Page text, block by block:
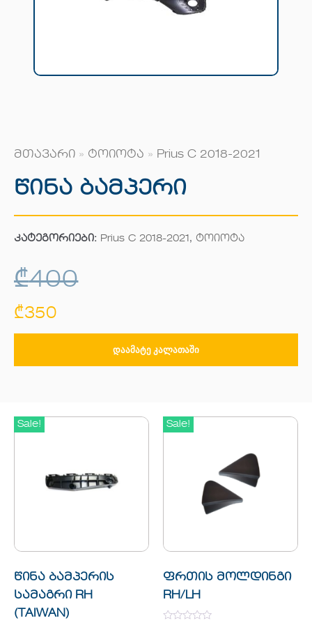
მთავარი » ტოიოტა » Prius C 2018-2021
Წინა Ბამპერი
კატეგორიები: Prius C 2018-2021 , ტოიოტა
₾400
₾350
ᲓᲐᲐᲛᲐᲢᲔ ᲙᲐᲚᲐᲗᲐᲨᲘ
Sale!
წინა ბამპერის
სამაგრი RH
(TAIWAN)
Sale!
ფრთის მოლდინგი
RH/LH